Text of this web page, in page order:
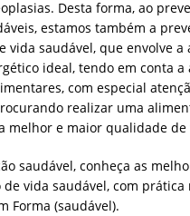
Desta forma, ao
estamos também a
vida saudável, que envolve a
ideal, tendo em conta
com especial
realizar uma
melhor e maior qualidade
saudável, conheça as
vida saudável, com
Forma (saudável).